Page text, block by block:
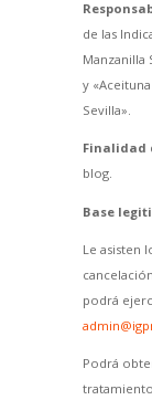
de las
Manzanilla
y
Sevilla».
Finalidad
blog.
Base
Le asisten
podrá
Podrá